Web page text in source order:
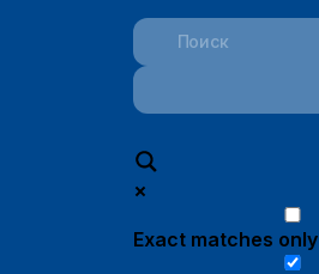
Exact matches only